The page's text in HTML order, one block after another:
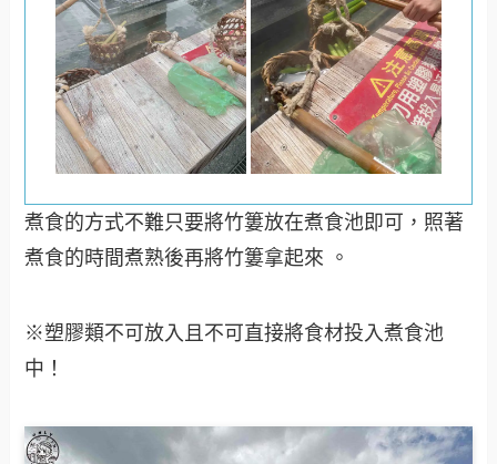
煮食的方式不難只要將竹簍放在煮食池即可，照著
煮食的時間煮熟後再將竹簍拿起來 。
※塑膠類不可放入且不可直接將食材投入煮食池
中！